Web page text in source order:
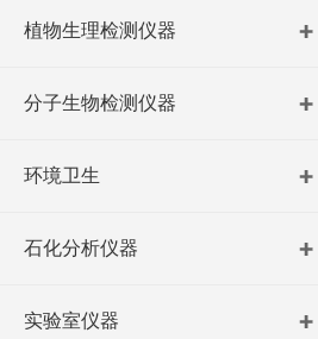
植物生理检测仪器
分子生物检测仪器
环境卫生
石化分析仪器
实验室仪器